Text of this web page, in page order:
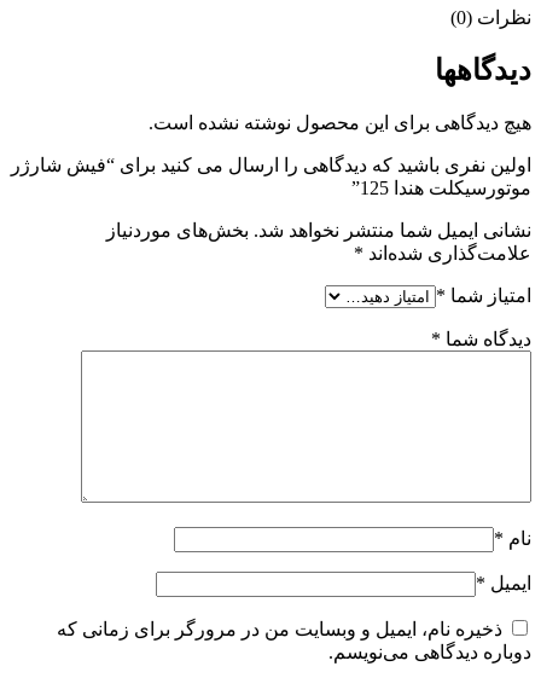
نظرات (0)
دیدگاهها
هیچ دیدگاهی برای این محصول نوشته نشده است.
اولین نفری باشید که دیدگاهی را ارسال می کنید برای “فیش شارژر
موتورسیکلت هندا 125”
نشانی ایمیل شما منتشر نخواهد شد. بخش‌های موردنیاز
علامت‌گذاری شده‌اند *
امتیاز شما *
دیدگاه شما *
نام *
ایمیل *
ذخیره نام، ایمیل و وبسایت من در مرورگر برای زمانی که
دوباره دیدگاهی می‌نویسم.